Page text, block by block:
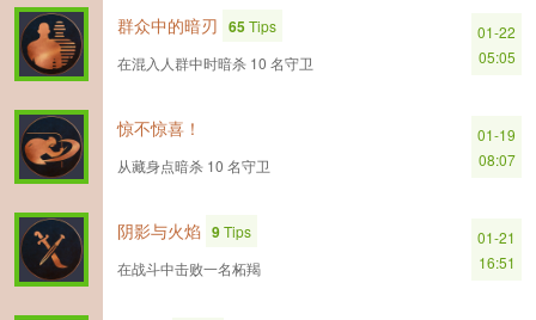
群众中的暗刃 65Tips
在混入人群中时暗杀 10 名守卫
01-22
05:05
惊不惊喜！
从藏身点暗杀 10 名守卫
01-19
08:07
阴影与火焰 9Tips
在战斗中击败一名柘羯
01-21
16:51